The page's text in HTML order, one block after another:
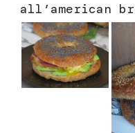
all’american